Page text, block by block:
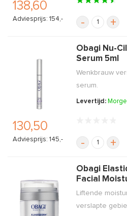
138,60
Adviesprijs: 154,- - +
130,50
Adviesprijs: 145,-
Obagi Nu-
Serum 5ml
Wenkbrauw
serum.
Levertijd:
- +
Obagi
Facial
Liftende
verslapte